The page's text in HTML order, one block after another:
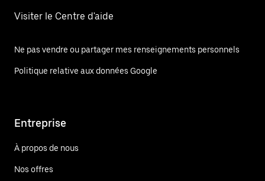
Visiter le Centre d'aide
Ne pas vendre ou partager mes renseignements personnels
Politique relative aux données Google
Entreprise
À propos de nous
Nos offres